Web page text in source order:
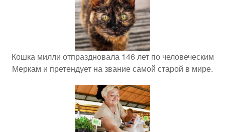
Кошка милли отпраздновала 146 лет по человеческим
Меркам и претендует на звание самой старой в мире.